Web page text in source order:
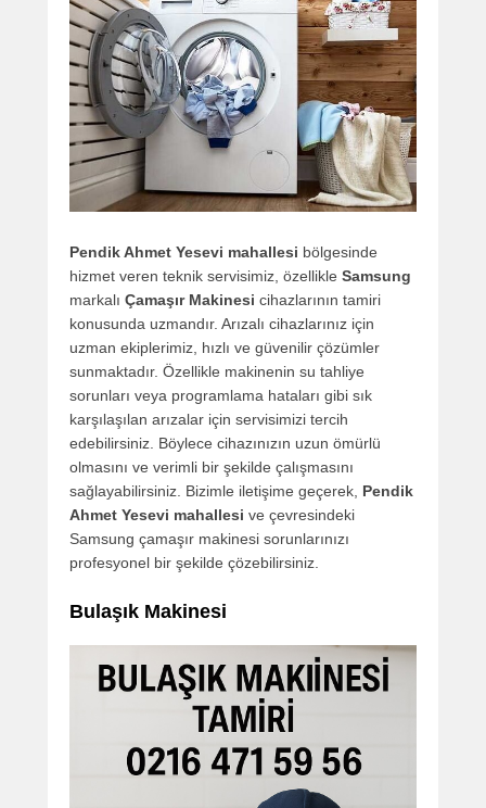
Pendik Ahmet Yesevi mahallesi bölgesinde
hizmet veren teknik servisimiz, özellikle Samsung
markalı Çamaşır Makinesi cihazlarının tamiri
konusunda uzmandır. Arızalı cihazlarınız için
uzman ekiplerimiz, hızlı ve güvenilir çözümler
sunmaktadır. Özellikle makinenin su tahliye
sorunları veya programlama hataları gibi sık
karşılaşılan arızalar için servisimizi tercih
edebilirsiniz. Böylece cihazınızın uzun ömürlü
olmasını ve verimli bir şekilde çalışmasını
sağlayabilirsiniz. Bizimle iletişime geçerek, Pendik
Ahmet Yesevi mahallesi ve çevresindeki
Samsung çamaşır makinesi sorunlarınızı
profesyonel bir şekilde çözebilirsiniz.
Bulaşık Makinesi